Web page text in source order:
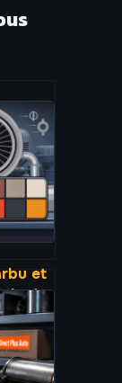
et
de
guide